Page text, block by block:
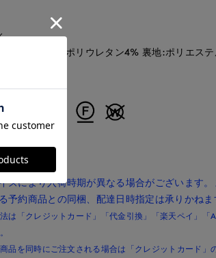
ナイロン21% ポリウレタン4% 裏地:ポリエス
ズにより入荷時期が異なる場合がございます
予約商品との同梱、配達日時指定は承りかねま
は「クレジットカード」「代金引換」「楽天ペイ」「
品を同時にご注文される場合は「クレジットカード」